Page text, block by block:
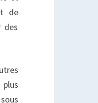
de
des